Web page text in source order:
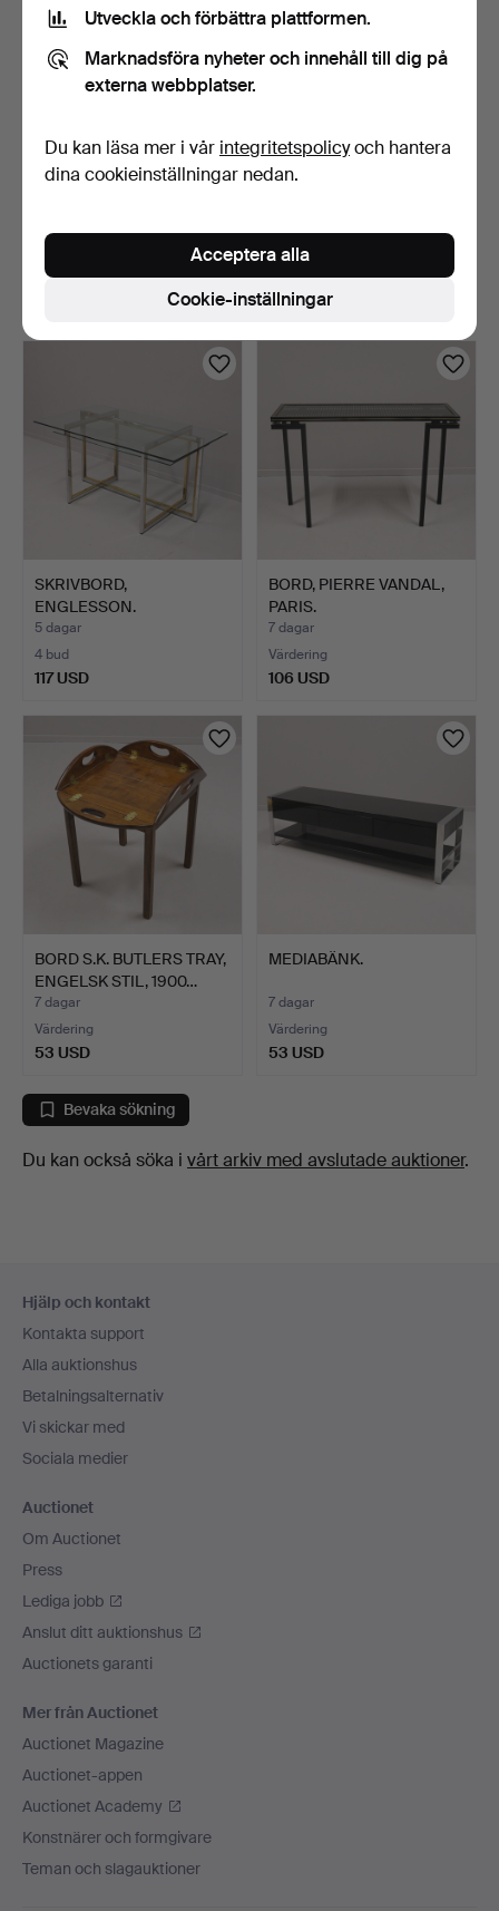
XV-STIL.
1 bud
OCH GLAS, ENGLESSON.
5 dagar
6 bud
106 USD
SKRIVBORD,
ENGLESSON.
5 dagar
4 bud
117 USD
BORD, PIERRE VANDAL,
PARIS.
7 dagar
Värdering
106 USD
BORD S.K. BUTLERS TRAY,
ENGELSK STIL, 1900…
7 dagar
Värdering
53 USD
MEDIABÄNK.
7 dagar
Värdering
53 USD
Bevaka sökning
Du kan också söka i vårt arkiv med avslutade auktioner.
Hjälp och kontakt
Kontakta support
Alla auktionshus
Betalningsalternativ
Vi skickar med
Sociala medier
Auctionet
Om Auctionet
Press
Lediga jobb
Anslut ditt auktionshus
Auctionets garanti
Mer från Auctionet
Auctionet Magazine
Auctionet-appen
Auctionet Academy
Konstnärer och formgivare
Teman och slagauktioner
Utveckla och förbättra plattformen.
Marknadsföra nyheter och innehåll till dig på
externa webbplatser.
Du kan läsa mer i vår integritetspolicyoch hantera
dina cookieinställningar nedan.
Cookie-inställningar
Acceptera alla